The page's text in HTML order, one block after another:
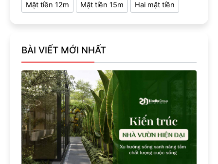
Mặt tiền 12m Mặt tiền 15m Hai mặt tiền
BÀI VIẾT MỚI NHẤT